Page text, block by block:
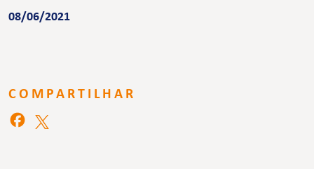
08/06/2021
COMPARTILHAR